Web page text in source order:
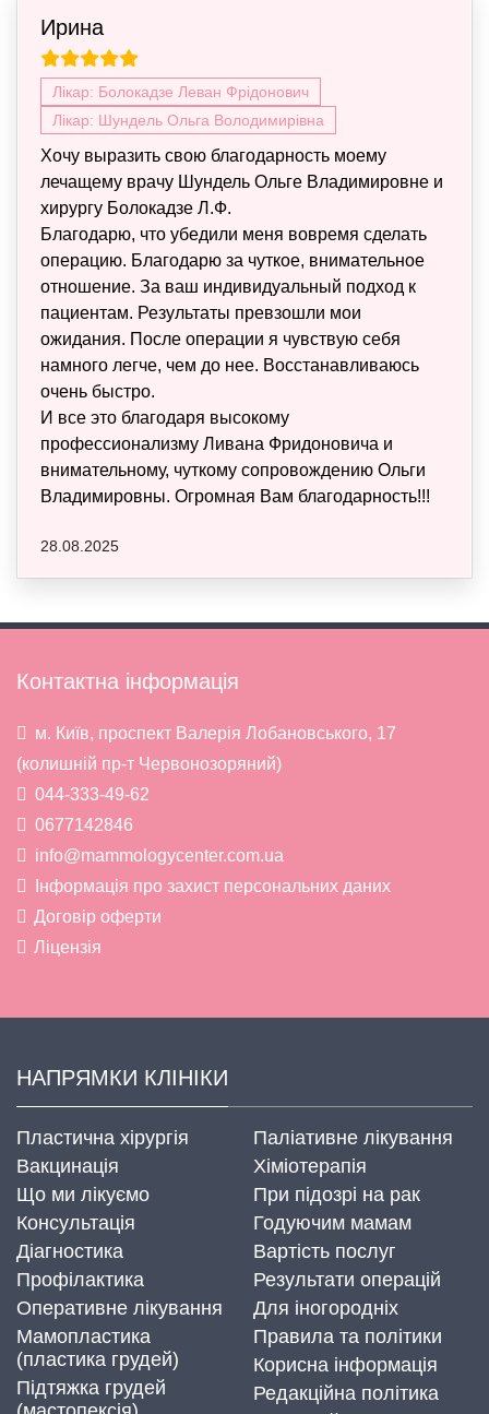
Ирина
Лікар: Болокадзе Леван Фрідонович
Лікар: Шундель Ольга Володимирівна
Хочу выразить свою благодарность моему
лечащему врачу Шундель Ольге Владимировне и
хирургу Болокадзе Л.Ф.
Благодарю, что убедили меня вовремя сделать
операцию. Благодарю за чуткое, внимательное
отношение. За ваш индивидуальный подход к
пациентам. Результаты превзошли мои
ожидания. После операции я чувствую себя
намного легче, чем до нее. Восстанавливаюсь
очень быстро.
И все это благодаря высокому
профессионализму Ливана Фридоновича и
внимательному, чуткому сопровождению Ольги
Владимировны. Огромная Вам благодарность!!!
28.08.2025
Контактна інформація
м. Київ, проспект Валерія Лобановського, 17
(колишній пр-т Червонозоряний)
044-333-49-62
0677142846
info@mammologycenter.com.ua
Інформація про захист персональних даних
Договір оферти
Ліцензія
НАПРЯМКИ КЛІНІКИ
Пластична хірургія
Вакцинація
Що ми лікуємо
Консультація
Діагностика
Профілактика
Оперативне лікування
Мамопластика
(пластика грудей)
Підтяжка грудей
Паліативне лікування
Хіміотерапія
При підозрі на рак
Годуючим мамам
Вартість послуг
Результати операцій
Для іногородніх
Правила та політики
Корисна інформація
Редакційна політика